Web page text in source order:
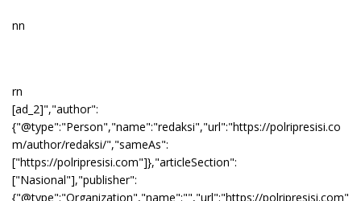
nn
rn
[ad_2]","author":
{"@type":"Person","name":"redaksi","url":"https://polripresisi.co
m/author/redaksi/","sameAs":
["https://polripresisi.com"]},"articleSection":
["Nasional"],"publisher":
{"@type":"Organization","name":"","url":"https://polripresisi.com"